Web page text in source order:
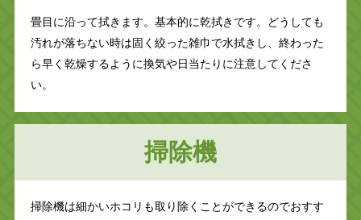
畳目に沿って拭きます。基本的に乾拭きです。どうしても
汚れが落ちない時は固く絞った雑巾で水拭きし、終わった
ら早く乾燥するように換気や日当たりに注意してくださ
い。
掃除機
掃除機は細かいホコリも取り除くことができるのでおすす